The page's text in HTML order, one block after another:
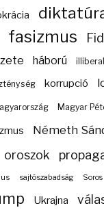
fasizmus
háború
korrupció
Magyar
Németh
oroszok
sajtószabadság Soros
Ukrajna